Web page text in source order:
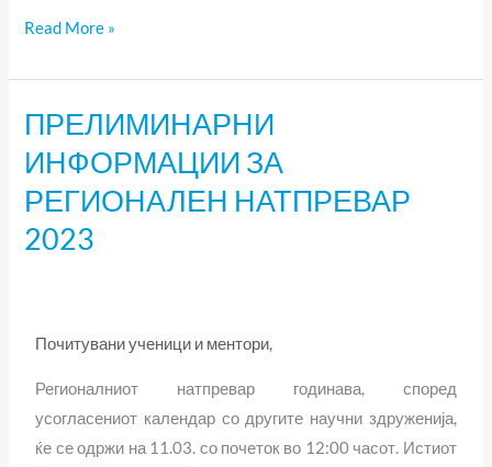
Read More »
ПРЕЛИМИНАРНИ
ИНФОРМАЦИИ ЗА
РЕГИОНАЛЕН НАТПРЕВАР
2023
Почитувани ученици и ментори,
Регионалниот натпревар годинава, според
усогласениот календар со другите научни здруженија,
ќе се одржи на 11.03. со почеток во 12:00 часот. Истиот
ПРЕЛИМИНАРНИ
ЗА
РЕГИОНАЛЕН
НАТПРЕВАР